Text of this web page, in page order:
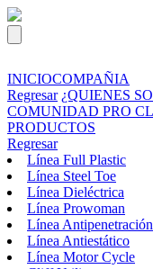
INICIOCOMPAÑIA
Regresar ¿QUIENES
COMUNIDAD PRO
PRODUCTOS
Regresar
Línea Full Plastic
Línea Steel Toe
Línea Dieléctrica
Línea Prowoman
Línea Antipenetración
Línea Antiestático
Línea Motor Cycle